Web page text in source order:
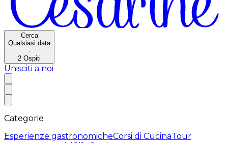
Cerca
Qualsiasi data
·
2 Ospiti
Unisciti a noi
Categorie
Esperienze gastronomicheCorsi di CucinaTour